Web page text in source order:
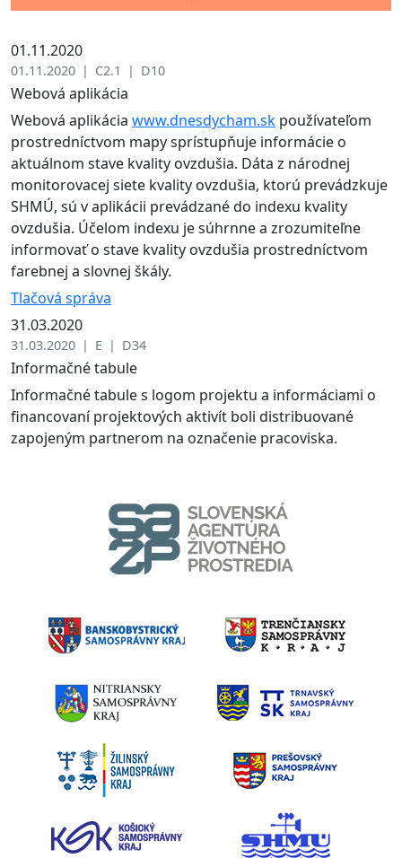
01.11.2020
01.11.2020 | C2.1 | D10
Webová aplikácia
Webová aplikácia www.dnesdycham.sk používateľom
prostredníctvom mapy sprístupňuje informácie o
aktuálnom stave kvality ovzdušia. Dáta z národnej
monitorovacej siete kvality ovzdušia, ktorú prevádzkuje
SHMÚ, sú v aplikácii prevádzané do indexu kvality
ovzdušia. Účelom indexu je súhrnne a zrozumiteľne
informovať o stave kvality ovzdušia prostredníctvom
farebnej a slovnej škály.
Tlačová správa
31.03.2020
31.03.2020 | E | D34
Informačné tabule
Informačné tabule s logom projektu a informáciami o
financovaní projektových aktivít boli distribuované
zapojeným partnerom na označenie pracoviska.